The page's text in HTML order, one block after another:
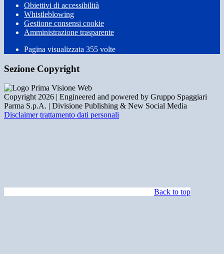
Obiettivi di accessibilità
Whistleblowing
Gestione consensi cookie
Amministrazione trasparente
Pagina visualizzata 355 volte
Sezione Copyright
Copyright 2026 | Engineered and powered by Gruppo Spaggiari
Parma S.p.A. | Divisione Publishing & New Social Media
Disclaimer trattamento dati personali
Back to top